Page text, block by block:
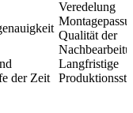
Veredelung
Qualität der
der Zeit
Langfristige